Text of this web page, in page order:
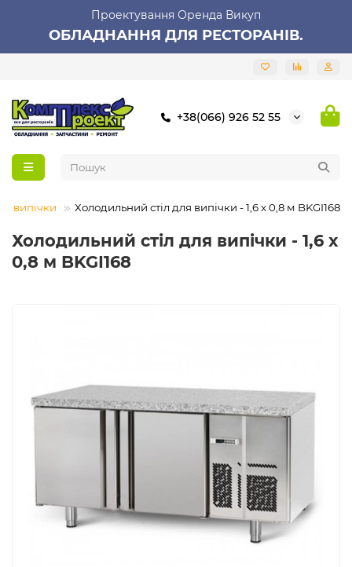
Проектування Оренда Викуп
ОБЛАДНАННЯ ДЛЯ РЕСТОРАНІВ.
+38(066) 926 52 55
випічки Холодильний стіл для випічки - 1,6 x 0,8 м BKGI168
Холодильний стіл для випічки - 1,6 x
0,8 м BKGI168